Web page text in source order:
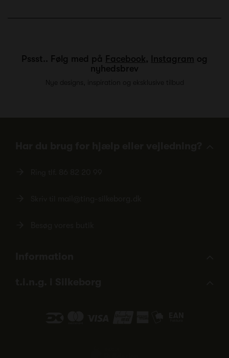
Pssst.. Følg med på Facebook, Instagram og
nyhedsbrev
Nye designs, inspiration og eksklusive tilbud